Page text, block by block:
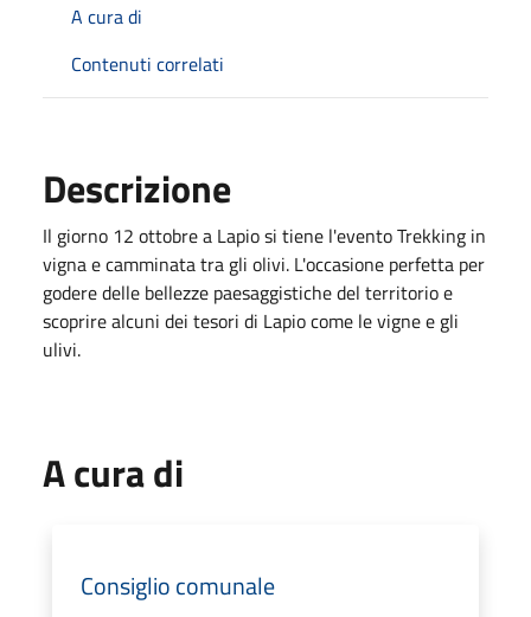
A cura di
Contenuti correlati
Descrizione
Il giorno 12 ottobre a Lapio si tiene l'evento Trekking in
vigna e camminata tra gli olivi. L'occasione perfetta per
godere delle bellezze paesaggistiche del territorio e
scoprire alcuni dei tesori di Lapio come le vigne e gli
ulivi.
A cura di
Consiglio comunale